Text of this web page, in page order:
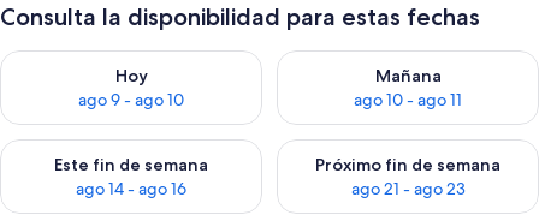
Consulta la disponibilidad para estas fechas
Hoy
ago 9 - ago 10
Consulta la disponibilidad para hoy ago 9 - ago 10
Mañana
ago 10 - ago 11
Consulta la disponibilidad
Este fin de semana
ago 14 - ago 16
Consulta la disponibilidad para este fin de semana ago 14 -
Próximo fin de semana
ago 21 - ago 23
Consulta la disponibilidad